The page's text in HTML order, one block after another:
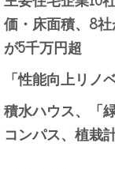
価・床面積、8
が5千万円超
「性能向上リノ
積水ハウス、「
コンパス、植栽